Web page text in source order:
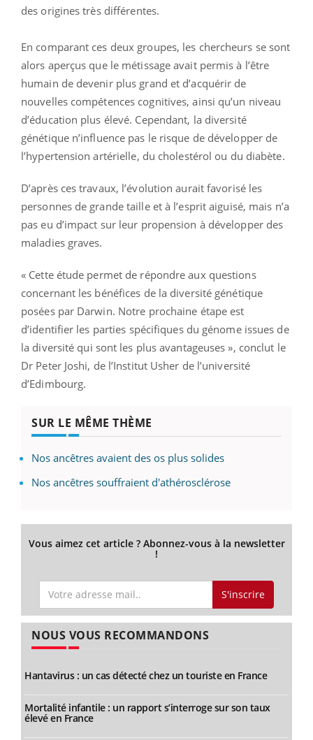
des origines très différentes.
En comparant ces deux groupes, les chercheurs se sont
alors aperçus que le métissage avait permis à l’être
humain de devenir plus grand et d’acquérir de
nouvelles compétences cognitives, ainsi qu’un niveau
d’éducation plus élevé. Cependant, la diversité
génétique n’influence pas le risque de développer de
l’hypertension artérielle, du cholestérol ou du diabète.
D’après ces travaux, l’évolution aurait favorisé les
personnes de grande taille et à l’esprit aiguisé, mais n’a
pas eu d’impact sur leur propension à développer des
maladies graves.
« Cette étude permet de répondre aux questions
concernant les bénéfices de la diversité génétique
posées par Darwin. Notre prochaine étape est
d’identifier les parties spécifiques du génome issues de
la diversité qui sont les plus avantageuses », conclut le
Dr Peter Joshi, de l’Institut Usher de l’université
d’Edimbourg.
SUR LE MÊME THÈME
Nos ancêtres avaient des os plus solides
Nos ancêtres souffraient d'athérosclérose
Vous aimez cet article ? Abonnez-vous à la newsletter
!
S'inscrire
NOUS VOUS RECOMMANDONS
Hantavirus : un cas détecté chez un touriste en France
Mortalité infantile : un rapport s’interroge sur son taux
élevé en France